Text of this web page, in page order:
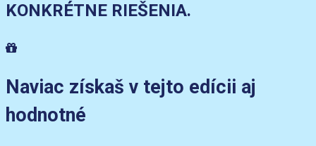
KONKRÉTNE RIEŠENIA.
Naviac získaš v tejto edícii aj
hodnotné